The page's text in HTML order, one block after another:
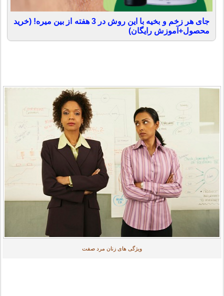
جای هر زخم و بخیه با این روش در 3 هفته از بین میره! (خرید
محصول+آموزش رایگان)
ویژگی های زنان مرد صفت